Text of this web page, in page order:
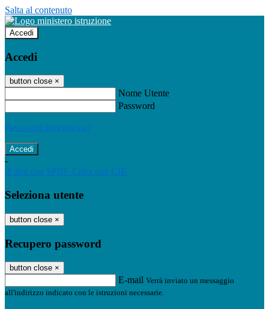
Salta al contenuto
Accedi
Accedi
button close ×
Nome Utente
Password
Password dimenticata?
-
Entra con SPID Entra con CIE
Seleziona utente
button close ×
Recupero password
button close ×
E-mail Verrà inviato un messaggio
all'indirizzo indicato con le istruzioni necessarie.